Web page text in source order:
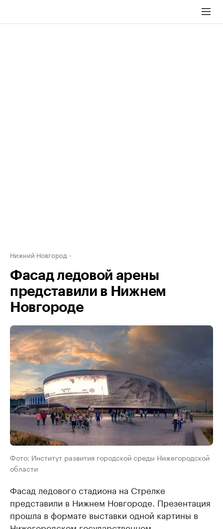
Нижний Новгород
Фасад ледовой арены
представили в Нижнем
Новгороде
Фото: Институт развития городской среды Нижегородской
области
Фасад ледового стадиона на Стрелке
представили в Нижнем Новгороде. Презентация
прошла в формате выставки одной картины в